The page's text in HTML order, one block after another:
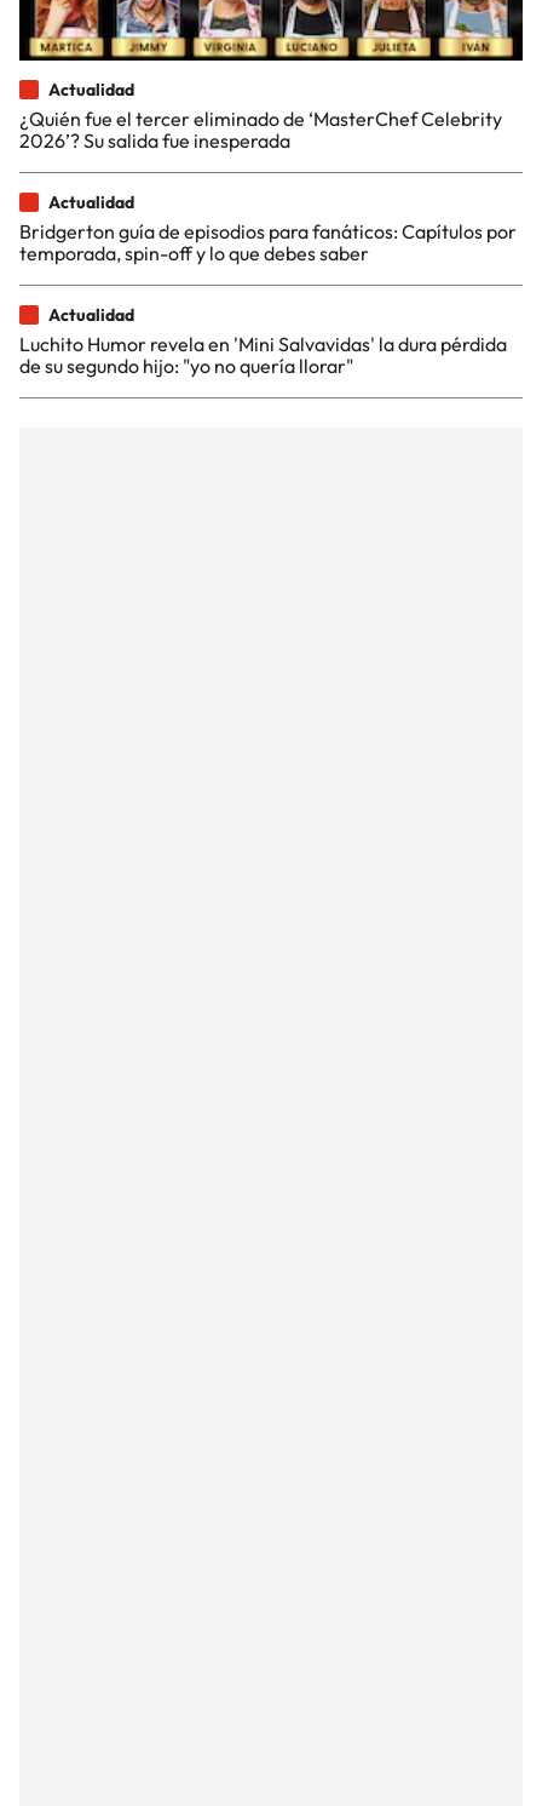
Actualidad
¿Quién fue el tercer eliminado de ‘MasterChef Celebrity
2026’? Su salida fue inesperada
Actualidad
Bridgerton guía de episodios para fanáticos: Capítulos por
temporada, spin-off y lo que debes saber
Actualidad
Luchito Humor revela en 'Mini Salvavidas' la dura pérdida
de su segundo hijo: "yo no quería llorar"